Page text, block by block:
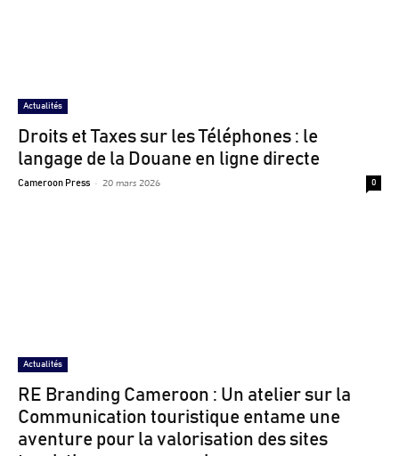
Actualités
Droits et Taxes sur les Téléphones : le
langage de la Douane en ligne directe
Cameroon Press - 20 mars 2026 0
Actualités
RE Branding Cameroon : Un atelier sur la
Communication touristique entame une
aventure pour la valorisation des sites